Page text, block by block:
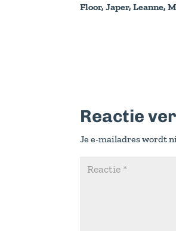
Floor, Japer, Leanne,
Reactie
Je e-mailadres wordt